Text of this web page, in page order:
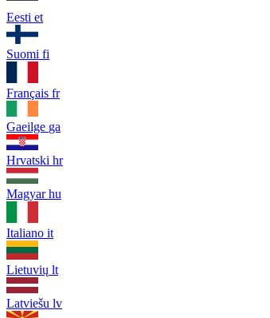
Eesti et
Suomi fi
Français fr
Gaeilge ga
Hrvatski hr
Magyar hu
Italiano it
Lietuvių lt
Latviešu lv